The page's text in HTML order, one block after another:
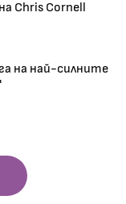
Chris Cornell
на най-силните